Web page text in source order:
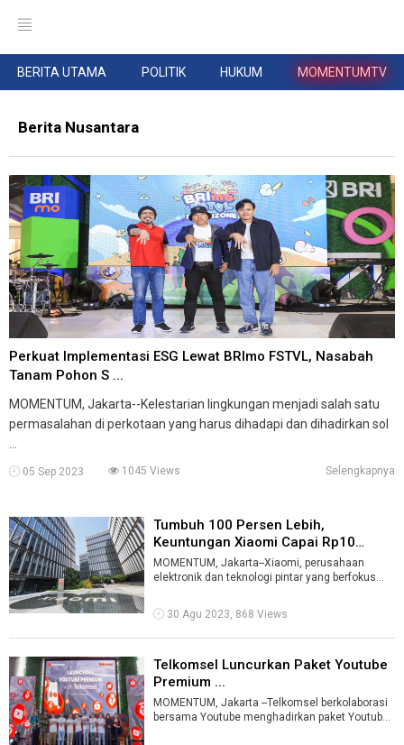
BERITA UTAMA POLITIK HUKUM MOMENTUMTV
Berita Nusantara
Perkuat Implementasi ESG Lewat BRImo FSTVL, Nasabah
Tanam Pohon S ...
MOMENTUM, Jakarta--Kelestarian lingkungan menjadi salah satu
permasalahan di perkotaan yang harus dihadapi dan dihadirkan sol
05 Sep 2023 1045 Views Selengkapnya
Tumbuh 100 Persen Lebih,
Keuntungan Xiaomi Capai Rp10
Triliun ...
MOMENTUM, Jakarta--Xiaomi, perusahaan
elektronik dan teknologi pintar yang berfokus
30 Agu 2023, 868 Views
Telkomsel Luncurkan Paket Youtube
Premium ...
MOMENTUM, Jakarta --Telkomsel berkolaborasi
bersama Youtube menghadirkan paket Youtube